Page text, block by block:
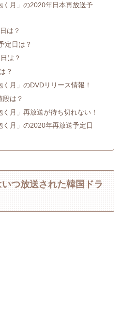
く月」の2020年日本再放送予
は？
定日は？
は？
？
月」のDVDリリース情報！
段は？
月」再放送が待ち切れない！
月」の2020年再放送予定日
いつ放送された韓国ドラ